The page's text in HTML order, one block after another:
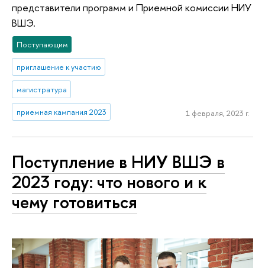
представители программ и Приемной комиссии НИУ
ВШЭ.
Поступающим
приглашение к участию
магистратура
приемная кампания 2023 1 февраля, 2023 г.
Поступление в НИУ ВШЭ в
2023 году: что нового и к
чему готовиться